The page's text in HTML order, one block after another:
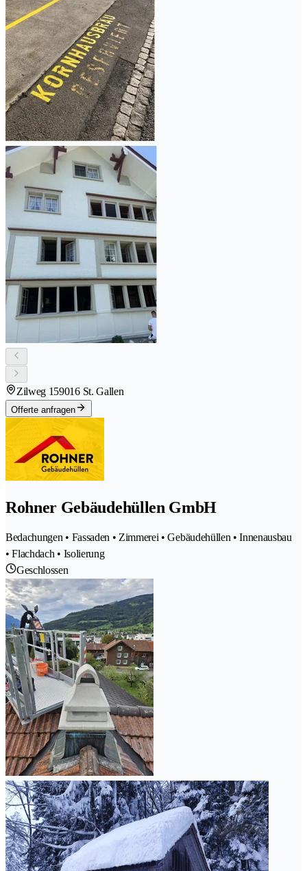
Zilweg 159016 St. Gallen
Offerte anfragen
Rohner Gebäudehüllen GmbH
Bedachungen • Fassaden • Zimmerei • Gebäudehüllen • Innenausbau
• Flachdach • Isolierung
Geschlossen